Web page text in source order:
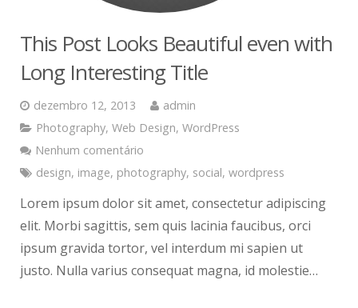
This Post Looks Beautiful even with
Long Interesting Title
dezembro 12, 2013
admin
Photography, Web Design, WordPress
Nenhum comentário
design, image, photography, social, wordpress
Lorem ipsum dolor sit amet, consectetur adipiscing
elit. Morbi sagittis, sem quis lacinia faucibus, orci
ipsum gravida tortor, vel interdum mi sapien ut
justo. Nulla varius consequat magna, id molestie…